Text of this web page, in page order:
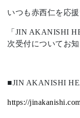
いつも赤西仁を応
「JIN AKANISHI
次受付についてお知
■JIN AKANISHI
https://